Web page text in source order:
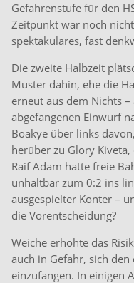
Gefahrenstufe für den
Zeitpunkt war noch
spektakuläres, fast
Die zweite Halbzeit
Muster dahin, ehe die
erneut aus dem Nichts
abgefangenen Einwurf
Boakye über links
herüber zu Glory
Raif Adam hatte freie
unhaltbar zum 0:2 ins
ausgespielter Konter –
die Vorentscheidung?
Weiche erhöhte das
auch in Gefahr, sich
einzufangen. In einigen